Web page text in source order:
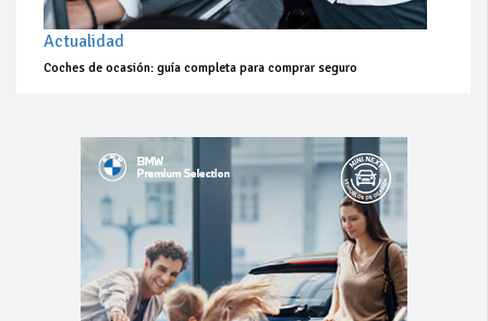
Actualidad
Coches de ocasión: guía completa para comprar seguro